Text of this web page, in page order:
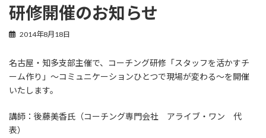
研修開催のお知らせ
2014年8月18日
名古屋・知多支部主催で、コーチング研修「スタッフを活かすチ
ーム作り」～コミュニケーションひとつで現場が変わる～を開催
いたします。
講師：後藤美香氏（コーチング専門会社 アライブ・ワン 代
表）